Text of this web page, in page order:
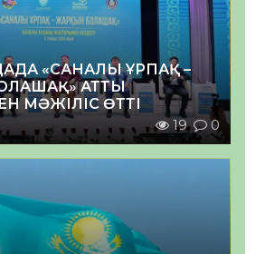
«САНАЛЫ ҰРПАҚ –
АТТЫ
МӘЖІЛІС ӨТТІ
19 0